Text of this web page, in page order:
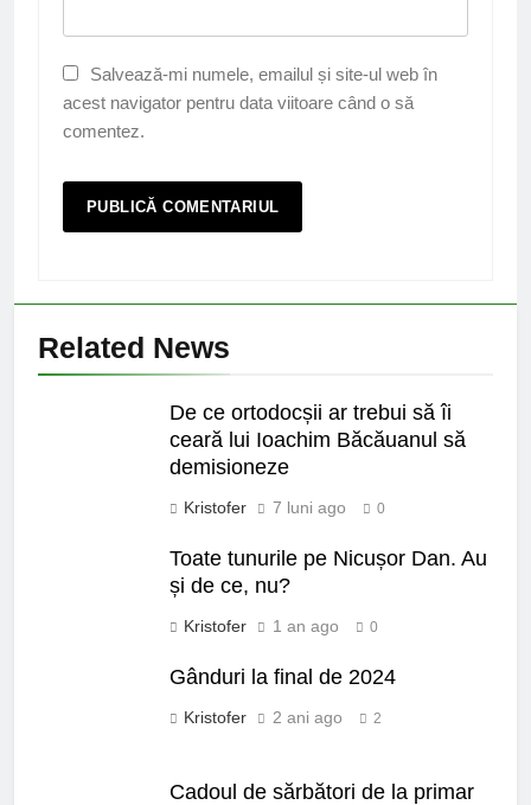
Salvează-mi numele, emailul și site-ul web în
acest navigator pentru data viitoare când o să
comentez.
Related News
De ce ortodocșii ar trebui să îi
ceară lui Ioachim Băcăuanul să
demisioneze
Kristofer 7 luni ago 0
Toate tunurile pe Nicușor Dan. Au
și de ce, nu?
Kristofer 1 an ago 0
Gânduri la final de 2024
Kristofer 2 ani ago 2
Cadoul de sărbători de la primar